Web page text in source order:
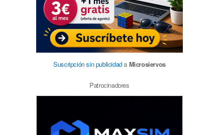
Suscripción sin publicidada Microsiervos
Patrocinadores